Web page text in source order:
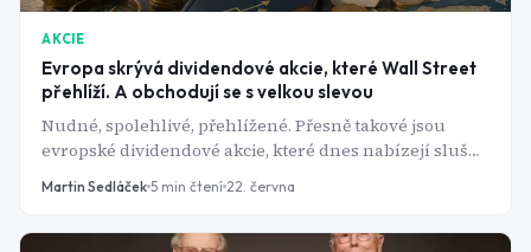
AKCIE
Evropa skrývá dividendové akcie, které Wall Street
přehlíží. A obchodují se s velkou slevou
Nudné, spolehlivé, přehlížené. Přesně takové jsou
evropské dividendové akcie, které dnes nabízejí slušný
výnos a navrch výraznou slevu oproti své odhadované
Martin Sedláček 5 min čtení 22. června